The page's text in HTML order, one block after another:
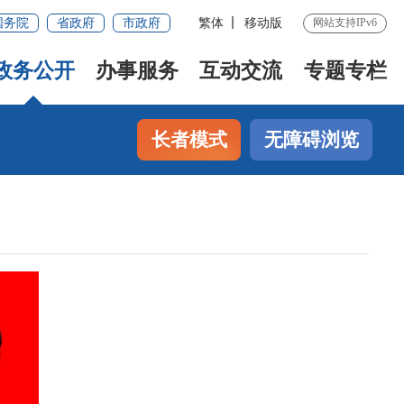
务院 省政府 市政府 繁体 移动版 网站支持IPv6
务公开 办事服务 互动交流 专题专栏
长者模式 无障碍浏览